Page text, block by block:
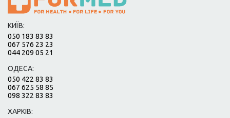
КИЇВ:
050 183 83 83
067 576 23 23
044 209 05 21
ОДЕСА:
050 422 83 83
067 625 58 85
098 322 83 83
ХАРКІВ: